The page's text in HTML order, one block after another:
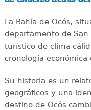
La Bahía de Ocós,
departamento de
turístico de clima
cronología económica
Su historia es un
geográficos y una
destino de Ocós